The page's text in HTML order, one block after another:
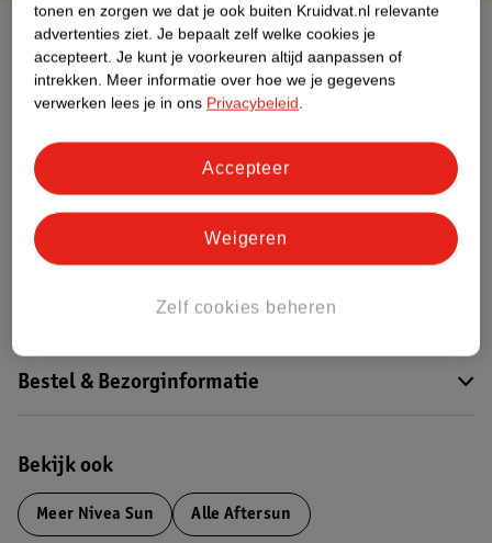
Over dit product
Productinformatie
Etiketinformatie
Nature Impact Score
Dit product heeft (nog) geen Nature
Bestel & Bezorginformatie
Bekijk ook
Meer Nivea Sun Alle Aftersun
tonen en zorgen we dat je ook buiten Kruidvat.nl relevante
advertenties ziet. Je bepaalt zelf welke cookies je
accepteert. Je kunt je voorkeuren altijd aanpassen of
intrekken. Meer informatie over hoe we je gegevens
verwerken lees je in ons Privacybeleid.
Zelf cookies beheren
Weigeren
Accepteer